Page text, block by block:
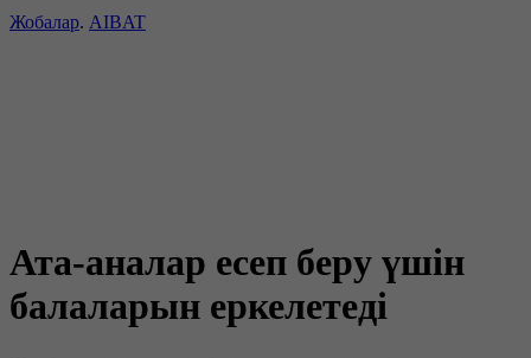
Жобалар. AIBAT
Ата-аналар есеп беру үшін
балаларын еркелетеді